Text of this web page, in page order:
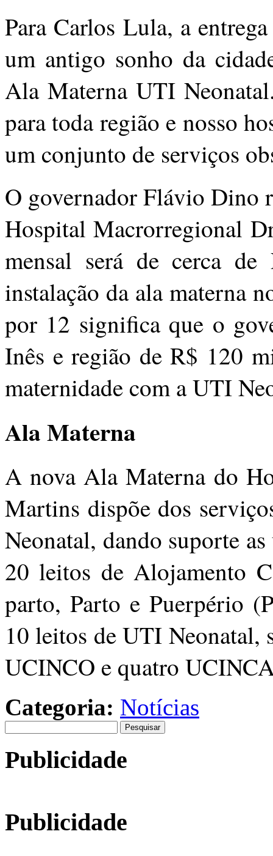
Para Carlos Lula, a
um antigo sonho da
Ala Materna UTI
para toda região e nosso
um conjunto de serviços
O governador Flávio Dino
Hospital Macrorregional
mensal será de cerca
instalação da ala materna
por 12 significa que o
Inês e região de R$ 120
maternidade com a UTI
Ala Materna
A nova Ala Materna do
Martins dispõe dos
Neonatal, dando suporte
20 leitos de Alojamento
parto, Parto e Puerpério
10 leitos de UTI Neonatal,
UCINCO e quatro
Categoria: Notícias
por:
Publicidade
Publicidade